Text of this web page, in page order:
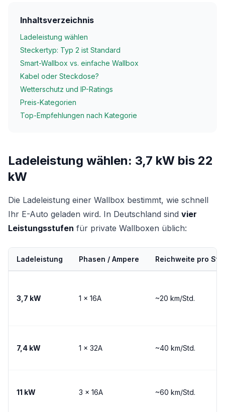
Inhaltsverzeichnis
Ladeleistung wählen
Steckertyp: Typ 2 ist Standard
Smart-Wallbox vs. einfache Wallbox
Kabel oder Steckdose?
Wetterschutz und IP-Ratings
Preis-Kategorien
Top-Empfehlungen nach Kategorie
Ladeleistung wählen: 3,7 kW bis 22
kW
Die Ladeleistung einer Wallbox bestimmt, wie schnell
Ihr E-Auto geladen wird. In Deutschland sind vier
Leistungsstufen für private Wallboxen üblich:
Ladeleistung Phasen / Ampere Reichweite pro
3,7 kW 1 × 16A ~20 km/Std.
7,4 kW 1 × 32A ~40 km/Std.
11 kW 3 × 16A ~60 km/Std.